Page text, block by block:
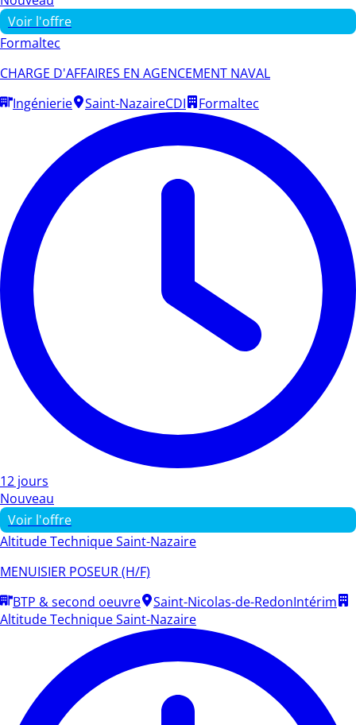
Voir l'offre
Formaltec
CHARGE D'AFFAIRES EN AGENCEMENT NAVAL
Ingénierie
Saint-NazaireCDI Formaltec
12 jours
Nouveau
Voir l'offre
Altitude Technique Saint-Nazaire
MENUISIER POSEUR (H/F)
BTP & second oeuvre
Saint-Nicolas-de-RedonIntérim
Altitude Technique Saint-Nazaire